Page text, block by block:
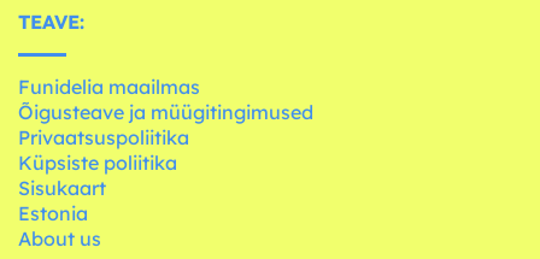
TEAVE:
Funidelia maailmas
Õigusteave ja müügitingimused
Privaatsuspoliitika
Küpsiste poliitika
Sisukaart
Estonia
About us